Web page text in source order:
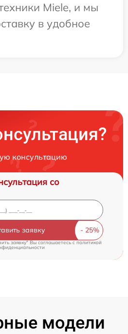
Miele, и мы
в удобное
консультацию
со
заявку
заявку" Вы соглашаетесь cполитикой
модели